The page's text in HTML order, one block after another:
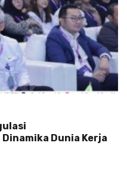
Dunia Kerja